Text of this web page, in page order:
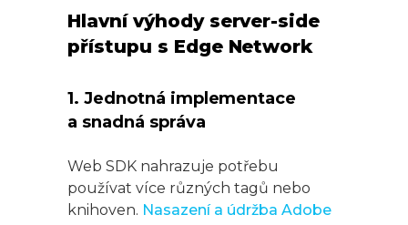
Hlavní výhody server-side
přístupu s Edge Network
1. Jednotná implementace
a snadná správa
Web SDK nahrazuje potřebu
používat více různých tagů nebo
knihoven. Nasazení a údržba Adobe